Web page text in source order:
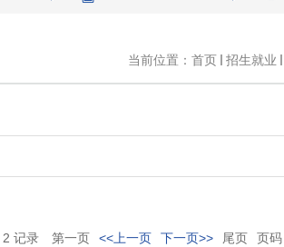
当前位置： 首页 招生就业
2 记录 第一页 <<上一页 下一页>> 尾页 页码